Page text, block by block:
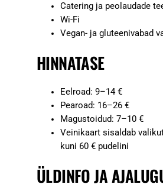
Catering ja peolaudade
Wi-Fi
Vegan- ja gluteenivabad
HINNATASE
Eelroad: 9–14 €
Pearoad: 16–26 €
Magustoidud: 7–10 €
Veinikaart sisaldab
kuni 60 € pudelini
ÜLDINFO JA